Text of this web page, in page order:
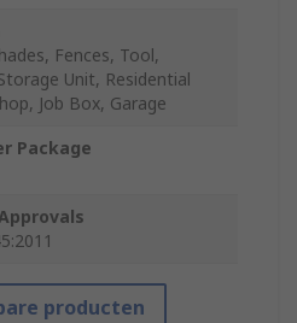
Fences, Tool,
Unit, Residential
Job Box, Garage
Package
producten